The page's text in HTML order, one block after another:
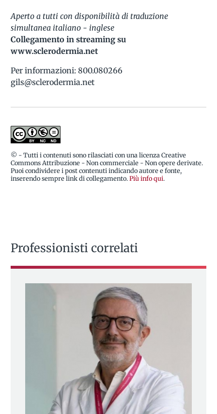
Aperto a tutti con disponibilità di traduzione
simultanea italiano - inglese
Collegamento in streaming su
www.sclerodermia.net
Per informazioni: 800.080266
gils@sclerodermia.net
© - Tutti i contenuti sono rilasciati con una licenza Creative
Commons Attribuzione - Non commerciale - Non opere derivate.
Puoi condividere i post contenuti indicando autore e fonte,
inserendo sempre link di collegamento.Più info qui.
Professionisti correlati